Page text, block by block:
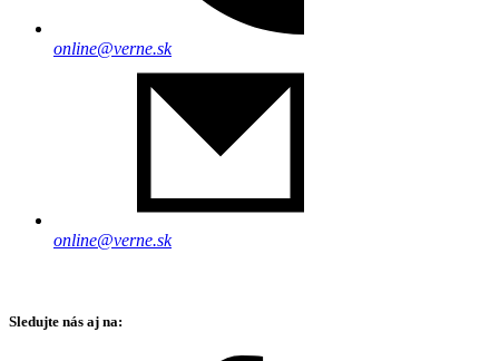
online@verne.sk
online@verne.sk
Sledujte nás aj na: